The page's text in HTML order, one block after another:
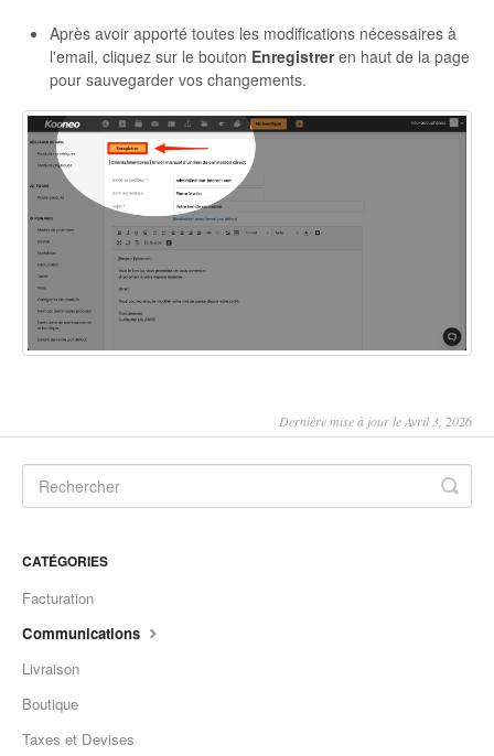
Après avoir apporté toutes les modifications nécessaires à
l'email, cliquez sur le bouton Enregistreren haut de la page
pour sauvegarder vos changements.
Dernière mise à jour le Avril 3, 2026
CATÉGORIES
Facturation
Communications
Livraison
Boutique
Taxes et Devises